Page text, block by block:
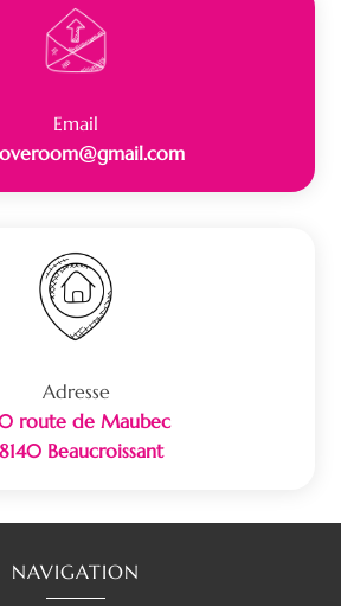
Email
Adresse
route de Maubec
Beaucroissant
NAVIGATION